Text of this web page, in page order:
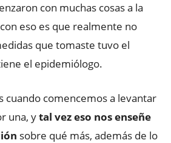
con muchas cosas a la
eso es que realmente no
que tomaste tuvo el
el epidemiólogo.
cuando comencemos a levantar
una, ytal vez eso nos enseñe
sobre qué más, además de lo